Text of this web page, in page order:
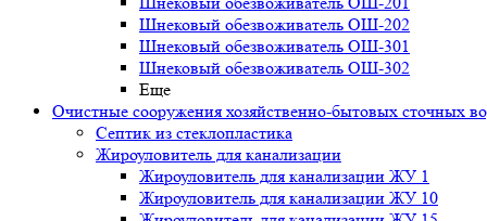
Шнековый обезвоживатель ОШ-202
Шнековый обезвоживатель ОШ-301
Шнековый обезвоживатель ОШ-302
Еще
Очистные сооружения хозяйственно-бытовых сточных
Септик из стеклопластика
Жироуловитель для канализации
Жироуловитель для канализации ЖУ 1
Жироуловитель для канализации ЖУ 10